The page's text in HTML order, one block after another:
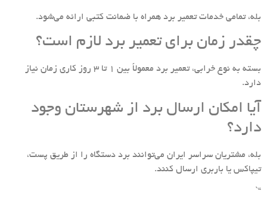
بله، تمامی خدمات تعمیر برد همراه با ضمانت کتبی ارائه می‌شود.
چقدر زمان برای تعمیر برد لازم است؟
بسته به نوع خرابی، تعمیر برد معمولاً بین 1 تا 3 روز کاری زمان نیاز
دارد.
آیا امکان ارسال برد از شهرستان وجود
دارد؟
بله، مشتریان سراسر ایران می‌توانند برد دستگاه را از طریق پست،
تیپاکس یا باربری ارسال کنند.
“`